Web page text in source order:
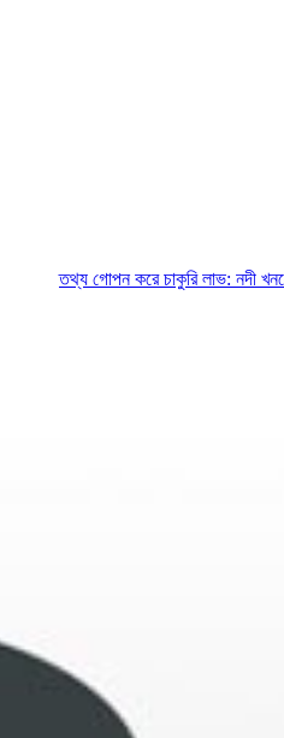
তথ্য গোপন করে চাকুরি লাভ: নদী খননের